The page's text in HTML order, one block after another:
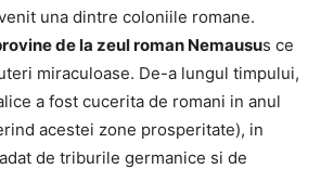
una dintre coloniile romane.
de la zeul roman Nemausus ce
miraculoase. De-a lungul timpului,
a fost cucerita de romani in anul
acestei zone prosperitate), in
de triburile germanice si de